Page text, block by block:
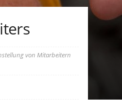
von Mitarbeitern